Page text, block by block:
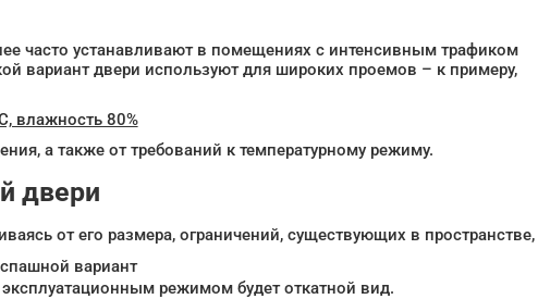
часто устанавливают в помещениях с интенсивным трафиком
вариант двери используют для широких проемов – к примеру,
влажность 80%
а также от требований к температурному режиму.
двери
от его размера, ограничений, существующих в
вариант
режимом будет откатной вид.